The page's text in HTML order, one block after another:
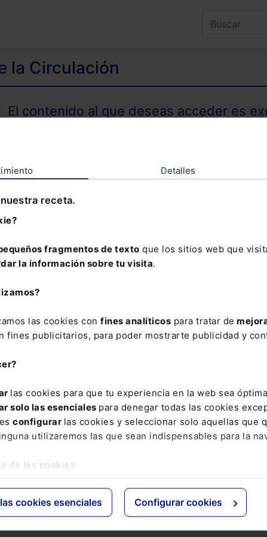
Detalles
receta.
fragmentos de texto que los sitios web que
la información sobre tu visita.
las cookies con fines analíticos para tratar de
fines publicitarios, para poder mostrarte publicidad y
las cookies para que tu experiencia en la web sea óptima
solo las esenciales para denegar todas las cookies
configurar las cookies y seleccionar solo aquellas que
utilizaremos las que sean indispensables para la
de las cookies
cookies esenciales Configurar cookies
la Circulación
El contenido al que deseas acceder es
Si todavía no te has suscrito, no pierdas
adquiere tu acceso con un
Productos
Mementos
Formularios Jurídicos
Manuales de Derecho
Mementos Expertos
Códigos Comentados
Grupo
ELS
El Derecho
Espacio Asesoría